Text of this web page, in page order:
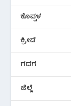
ಕೊಪ್ಪಳ
ಕ್ರೀಡೆ
ಗದಗ
ಜಿಲ್ಲೆ